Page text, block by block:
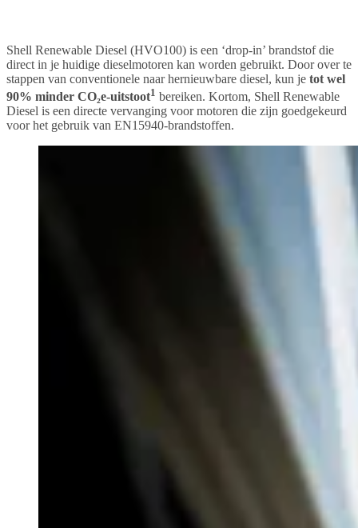
Shell Renewable Diesel (HVO100) is een ‘drop-in’ brandstof die
direct in je huidige dieselmotoren kan worden gebruikt. Door over te
stappen van conventionele naar hernieuwbare diesel, kun je tot wel
90% minder CO₂e-uitstoot1 bereiken. Kortom, Shell Renewable
Diesel is een directe vervanging voor motoren die zijn goedgekeurd
voor het gebruik van EN15940-brandstoffen.